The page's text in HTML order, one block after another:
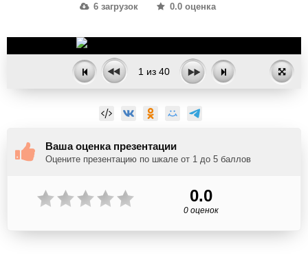
6 загрузок 0.0 оценка
1 из 40
Ваша оценка презентации
Оцените презентацию по шкале от 1 до 5 баллов
0.0
0 оценок